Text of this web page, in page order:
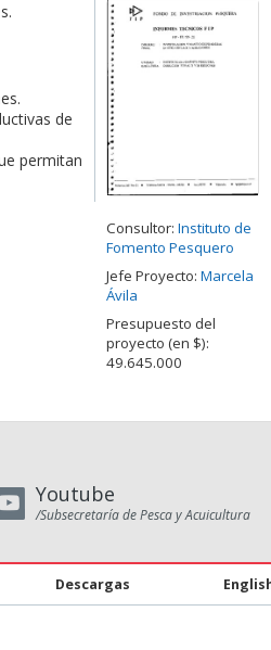
de
permitan
Consultor: Instituto de
Fomento Pesquero
Jefe Proyecto: Marcela
Ávila
Presupuesto del
proyecto (en $):
49.645.000
Youtube
/Subsecretaría de Pesca y Acuicultura
Descargas